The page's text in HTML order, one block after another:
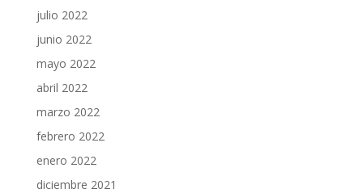
julio 2022
junio 2022
mayo 2022
abril 2022
marzo 2022
febrero 2022
enero 2022
diciembre 2021